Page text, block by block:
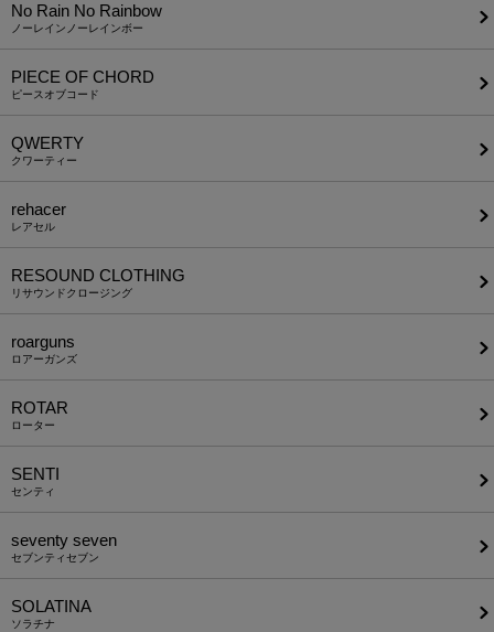
No Rain No Rainbow
ノーレインノーレインボー
PIECE OF CHORD
ピースオブコード
QWERTY
クワーティー
rehacer
レアセル
RESOUND CLOTHING
リサウンドクロージング
roarguns
ロアーガンズ
ROTAR
ローター
SENTI
センティ
seventy seven
セブンティセブン
SOLATINA
ソラチナ